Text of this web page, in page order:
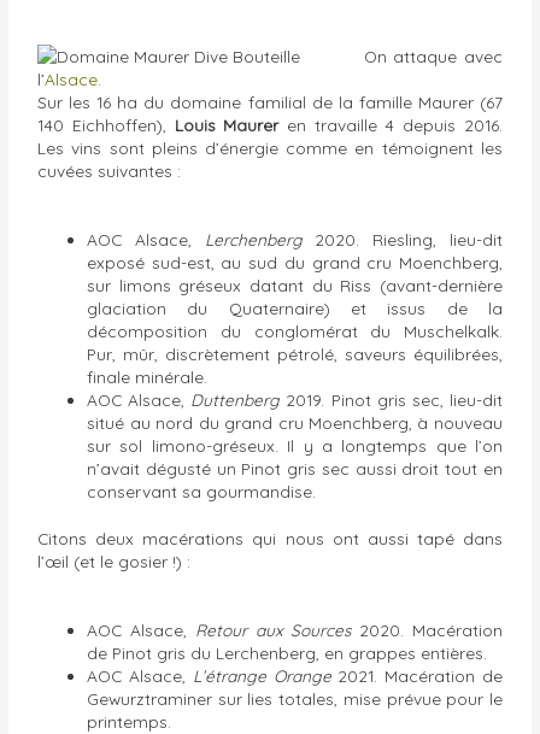
On attaque avec
l’Alsace
Sur les 16 ha du domaine familial de la famille Maurer (67
140 Eichhoffen), Louis Maureren travaille 4 depuis 2016.
Les vins sont pleins d’énergie comme en témoignent les
cuvées suivantes :
AOC Alsace, Lerchenberg2020. Riesling, lieu-dit
exposé sud-est, au sud du grand cru Moenchberg,
sur limons gréseux datant du Riss (avant-dernière
glaciation du Quaternaire) et issus de la
décomposition du conglomérat du Muschelkalk.
Pur, mûr, discrètement pétrolé, saveurs équilibrées,
finale minérale.
AOC Alsace, Duttenberg 2019. Pinot gris sec, lieu-dit
situé au nord du grand cru Moenchberg, à nouveau
sur sol limono-gréseux. Il y a longtemps que l’on
n’avait dégusté un Pinot gris sec aussi droit tout en
conservant sa gourmandise.
Citons deux macérations qui nous ont aussi tapé dans
l’œil (et le gosier !) :
AOC Alsace, Retour aux Sources2020. Macération
de Pinot gris du Lerchenberg, en grappes entières.
AOC Alsace, L’étrange Orange2021. Macération de
Gewurztraminer sur lies totales, mise prévue pour le
printemps.